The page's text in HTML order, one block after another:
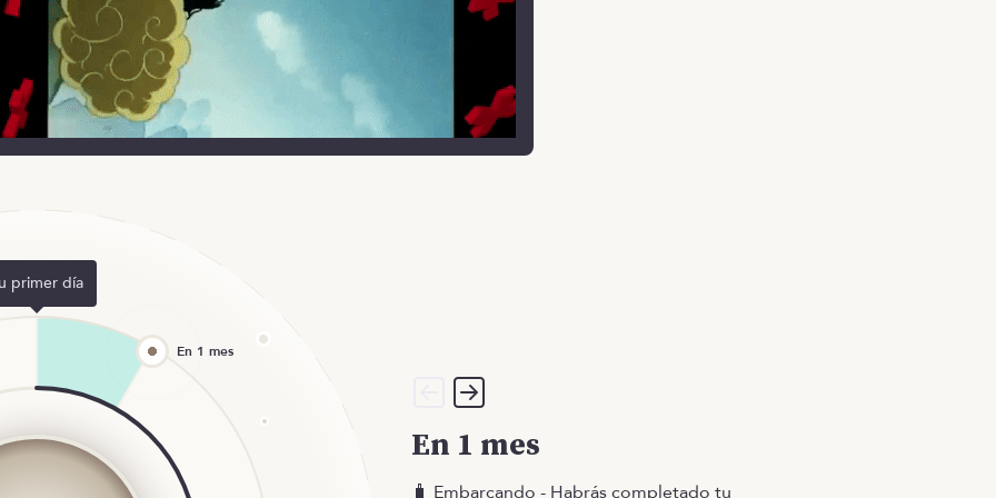
primer día
En 1 mes
🧳 Embarcando - Habrás completado tu